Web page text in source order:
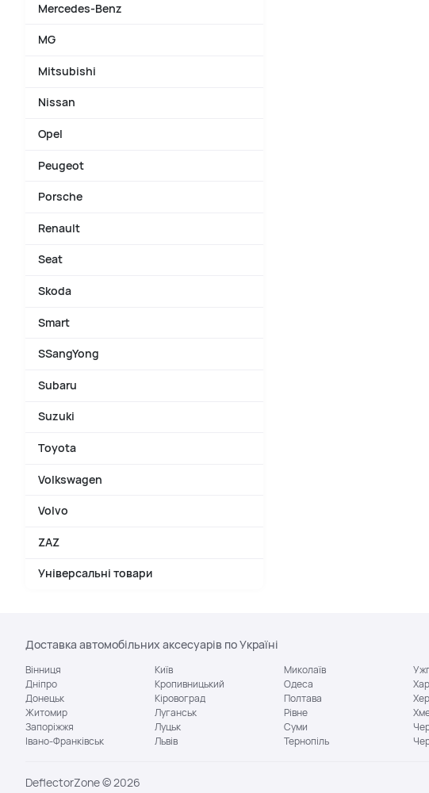
Mercedes-Benz
MG
Mitsubishi
Nissan
Opel
Peugeot
Porsche
Renault
Seat
Skoda
Smart
SSangYong
Subaru
Suzuki
Toyota
Volkswagen
Volvo
ZAZ
Універсальні товари
Доставка автомобільних аксесуарів по Україні
Вінниця
Дніпро
Донецьк
Житомир
Запоріжжя
Івано-Франківськ
Київ
Кропивницький
Кіровоград
Луганськ
Луцьк
Львів
Миколаїв
Одеса
Полтава
Рівне
Суми
Тернопіль
DeflectorZone © 2026